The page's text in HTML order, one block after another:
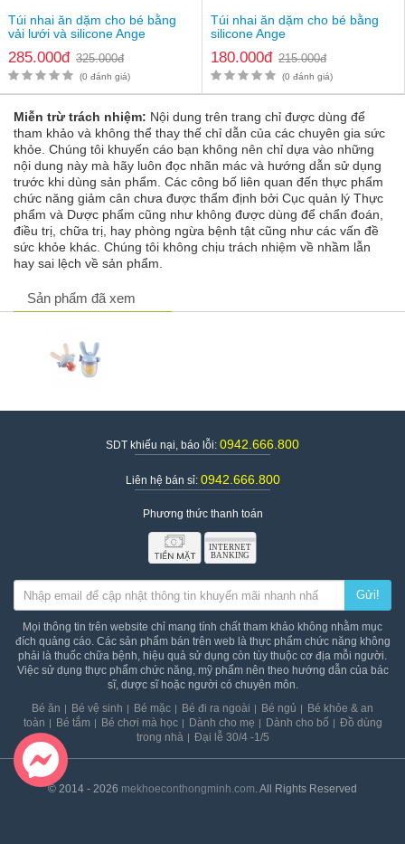
Đặc biệt với thiết kế khóa chốt chắc chắn khiến bé không thể
tự ý tháo mở ra được
Sét bao gồm 3 núm nhai với các kích thước khác nhau mô
phỏng như núm ti giả hỗ trợ massage nướu của bé trong giai
đoạn mọc răng
Tay cầm núm nhai ăn dặm bằng cao su mềm TPE chống
trơn trượt cho bé khi cầm
Thông tin chi tiết của túi nhai ăn dặm cho bé BC Babycare 1302
Kiểu dáng núm nhai ăn dặm con thỏ đáng yêu ngộ nghĩnh,
màu sắc tươi sáng sẽ khiến bé thích thú khi sử dụng
Núm cắn thiết kế có 3 size: S, M, L để linh hoạt chuyển đổi
các loại thức ăn khác nhau cho bé
1 phút)
Túi nhai ăn dặm cho bé bằng
vải lưới và silicone Ange
285.000đ 325.000đ
(0 đánh giá)
Túi nhai ăn dặm cho bé bằng
silicone Ange
180.000đ 215.000đ
(0 đánh giá)
Miễn trừ trách nhiệm: Nội dung trên trang chỉ được dùng để
tham khảo và không thể thay thế chỉ dẫn của các chuyên gia sức
khỏe. Chúng tôi khuyến cáo bạn không nên chỉ dựa vào những
nội dung này mà hãy luôn đọc nhãn mác và hướng dẫn sử dụng
trước khi dùng sản phẩm. Các công bố liên quan đến thực phẩm
chức năng giảm cân chưa được thẩm định bởi Cục quản lý Thực
phẩm và Dược phẩm cũng như không được dùng để chẩn đoán,
điều trị, chữa trị, hay phòng ngừa bệnh tật cũng như các vấn đề
sức khỏe khác. Chúng tôi không chịu trách nhiệm về nhầm lẫn
hay sai lệch về sản phẩm.
Sản phẩm đã xem
SDT khiếu nại, báo lỗi: 0942.666.800
Liên hệ bán sỉ: 0942.666.800
Phương thức thanh toán
Gửi!
Mọi thông tin trên website chỉ mang tính chất tham khảo không nhằm mục
đích quảng cáo. Các sản phẩm bán trên web là thực phẩm chức năng không
phải là thuốc chữa bệnh, hiệu quả sử dụng còn tùy thuộc cơ địa mỗi người.
Việc sử dụng thực phẩm chức năng, mỹ phẩm nên theo hướng dẫn của bác
sĩ, dược sĩ hoặc người có chuyên môn.
Bé ăn
Bé vệ sinh Bé mặc Bé đi ra ngoài Bé ngủ
Bé khỏe & an
toàn
Bé tắm Bé chơi mà học Dành cho mẹ Dành cho bố
Đồ dùng
trong nhà
Đại lễ 30/4 -1/5
© 2014 - 2026 mekhoeconthongminh.com. All Rights Reserved